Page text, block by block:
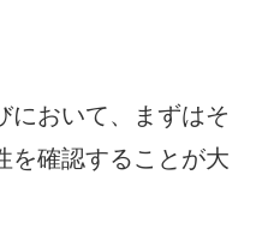
において、まずはそ
を確認することが大